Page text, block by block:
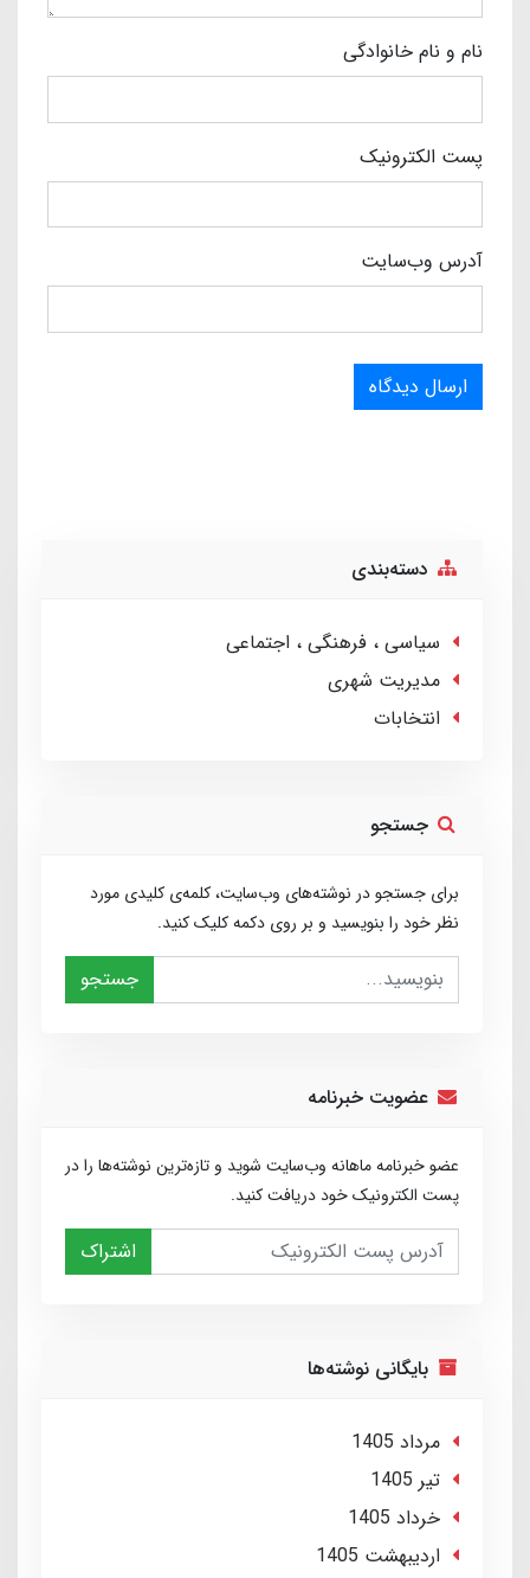
نام و نام خانوادگی
پست الکترونیک
آدرس وب‌سایت
ارسال دیدگاه
دسته‌بندی
سیاسی ، فرهنگی ، اجتماعی
مدیریت شهری
انتخابات
جستجو
برای جستجو در نوشته‌های وب‌سایت، کلمه‌ی کلیدی مورد
نظر خود را بنویسید و بر روی دکمه کلیک کنید.
جستجو
عضویت خبرنامه
عضو خبرنامه ماهانه وب‌سایت شوید و تازه‌ترین نوشته‌ها را در
پست الکترونیک خود دریافت کنید.
اشتراک
بایگانی نوشته‌ها
مرداد 1405
تير 1405
خرداد 1405
ارديبهشت 1405